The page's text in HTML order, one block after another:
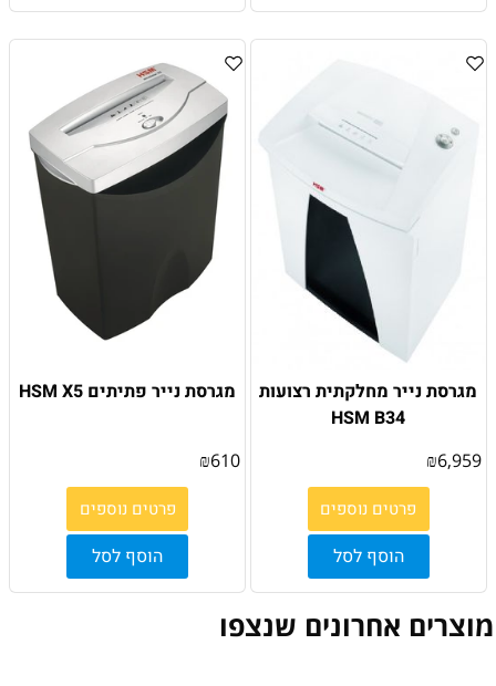
מגרסת נייר מחלקתית רצועות
HSM B34
₪6,959
פרטים נוספים
הוסף לסל
מגרסת נייר פתיתים HSM X5
₪610
פרטים נוספים
הוסף לסל
מוצרים אחרונים שנצפו